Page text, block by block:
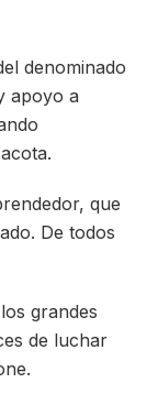
denominado
apoyo a
que
De todos
grandes
de luchar